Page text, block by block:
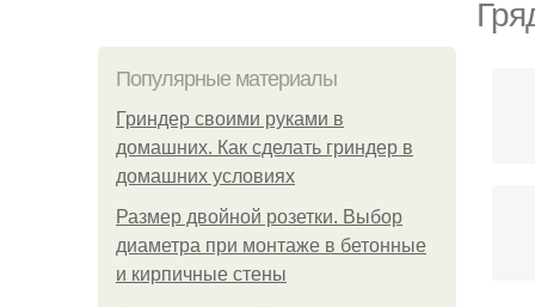
Популярные материалы
Гриндер своими руками в
домашних. Как сделать гриндер в
домашних условиях
Размер двойной розетки. Выбор
диаметра при монтаже в бетонные
и кирпичные стены